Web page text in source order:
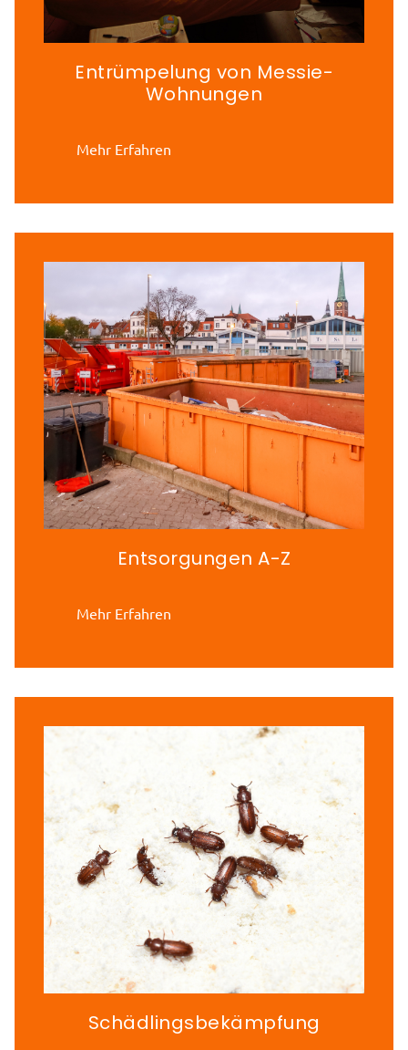
Entrümpelung von Messie-
Wohnungen
Mehr Erfahren
Entsorgungen A-Z
Mehr Erfahren
Schädlingsbekämpfung